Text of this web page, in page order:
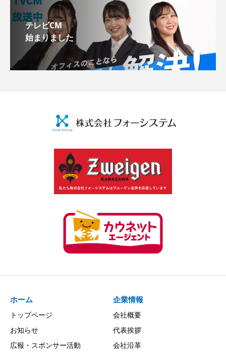
テレビCM
始まりました
ホーム
トップページ
お知らせ
広報・スポンサー活動
企業情報
会社概要
代表挨拶
会社沿革